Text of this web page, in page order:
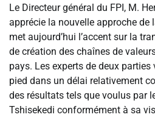
‎Le Directeur général du FPI, M.
apprécie la nouvelle approche de
met aujourd’hui l’accent sur la
de création des chaînes de
pays. Les experts de deux parties
pied dans un délai relativement
des résultats tels que voulus par
Tshisekedi conformément à sa